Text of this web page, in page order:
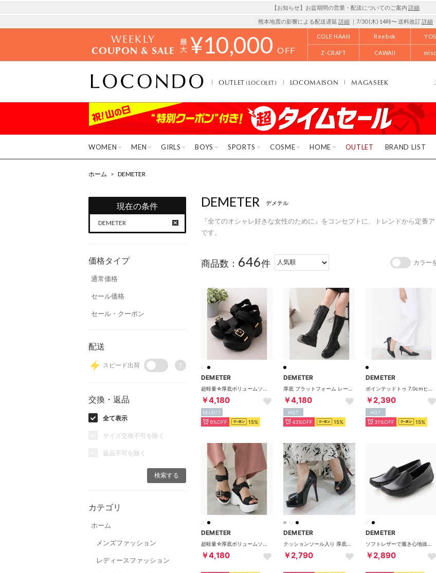
【お知らせ】お盆期間の営業・配送についてのご案内 詳細
熊本地震の影響による配送遅延 詳細 ｜7/30 (木) 14時〜 送料改訂詳細
WEEKLY
COUPON & SALE ¥10,000 OFF
COLE HAAN Reebok
Z-CRAFT CAWAII
OUTLET(LOCOLET) LOCOMAISON MAGASEEK
WOMEN MEN GIRLS BOYS SPORTS COSME HOME OUTLET BRAND LIST
ホーム > DEMETER
現在の条件
DEMETER
価格タイプ
通常価格
セール価格
セール・クーポン
配送
スピード出荷 ?
交換・返品
全て表示
サイズ交換不可を除く
返品不可を除く
カテゴリ
ホーム
メンズファッション
レディースファッション
DEMETER デメテル
『全てのオシャレ好きな女性のために』をコンセプトに、トレンドから定番
です。
商品数： 646件 カラー
DEMETER
￥4,180
SELECT
9%OFF 15%
DEMETER
￥4,180
HOT
43%OFF 15%
DEMETER
￥2,390
HOT
31%OFF 15%
DEMETER
￥4,180
DEMETER
￥2,790
DEMETER
￥2,890